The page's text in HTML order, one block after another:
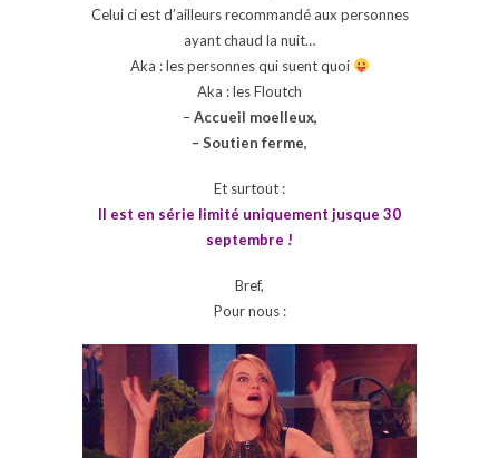
Celui ci est d’ailleurs recommandé aux personnes
ayant chaud la nuit…
Aka : les personnes qui suent quoi
Aka : les Floutch
–Accueil moelleux,
– Soutien ferme,
Et surtout :
Il est en série limité uniquement jusque 30
septembre !
Bref,
Pour nous :